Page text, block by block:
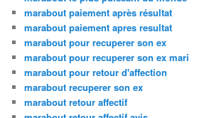
marabout paiement après résultat
marabout paiement apres resultat
marabout pour recuperer son ex
marabout pour recuperer son ex mari
marabout pour retour d'affection
marabout recuperer son ex
marabout retour affectif